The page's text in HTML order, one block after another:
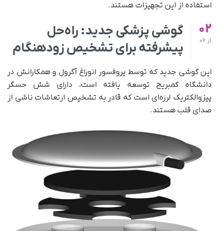
استفاده از این تجهیزات هستند.
02
از
گوشی پزشکی جدید: راه‌حل
پیشرفته برای تشخیص زودهنگام
این گوشی جدید که توسط پروفسور انوراغ آگرول و همکارانش در
دانشگاه کمبریج توسعه یافته است، دارای شش حسگر
پیزوالکتریک لرزه‌ای است که قادر به تشخیص ارتعاشات ناشی از
صدای قلب هستند.